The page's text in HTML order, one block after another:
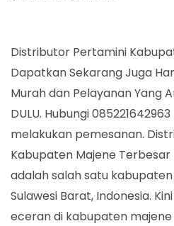
Kabupaten
Majene
Distributor Pertamini
Dapatkan Sekarang Juga
Murah dan Pelayanan Yang
DULU. Hubungi
melakukan pemesanan.
Kabupaten Majene
adalah salah satu
Sulawesi Barat, Indonesia.
eceran di kabupaten